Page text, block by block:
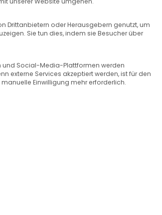
Der Herbst beginnt und damit
Drittanbietern oder Herausgebern genutzt, um
Sie tun dies, indem sie Besucher über
Social-Media-Plattformen werden
externe Services akzeptiert werden, ist für den
Einwilligung mehr erforderlich.